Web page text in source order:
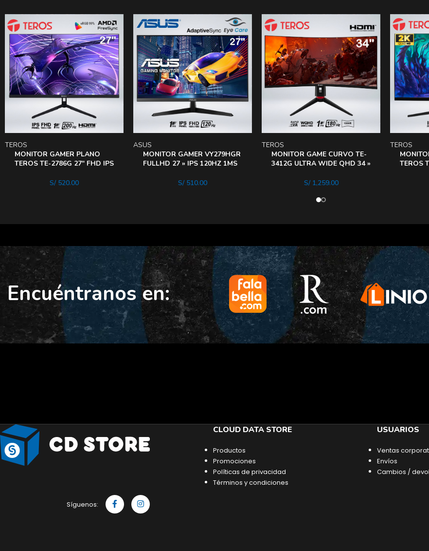
MONITOR GAMER PLANO
TEROS TE-2786G 27″ FHD IPS
TEROS
S/520.00
MONITOR GAMER VY279HGR
FULLHD 27 » IPS 120HZ 1MS
ASUS
S/510.00
MONITOR GAME CURVO TE-
3412G ULTRA WIDE QHD 34 »
TEROS
S/1,259.00
TEROS
TEROS
Encuéntranos en:
Síguenos:
CLOUD DATA STORE
Productos
Promociones
Políticas de privacidad
Términos y condiciones
USUARIOS
Ventas
Envíos
Cambios /